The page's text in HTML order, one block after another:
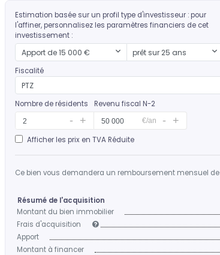
Estimation basée sur un profil type d'investisseur : pour
l'affiner, personnalisez les paramètres financiers de cet
investissement :
Mon apport
Apport de 15 000 € Durée d'emprunt
prêt sur 25 ans
Fiscalité
PTZ
Nombre de résidents Revenu fiscal N-2
€/an
Afficher les prix en TVA Réduite
Ce bien vous demandera un remboursement mensuel de
Résumé de l'acquisition
Montant du bien immobilier
Frais d'acquisition
Apport
Montant à financer